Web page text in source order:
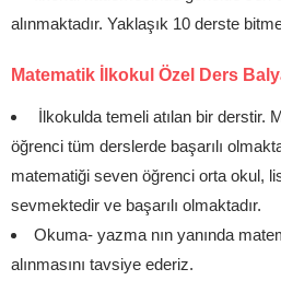
alınmaktadır. Yaklaşık 10 derste
Matematik İlkokul Özel Ders
İlkokulda temeli atılan bir derstir.
öğrenci tüm derslerde başarılı
matematiği seven öğrenci orta okul,
sevmektedir ve başarılı olmaktadır.
Okuma- yazma nın yanında
alınmasını tavsiye ederiz.